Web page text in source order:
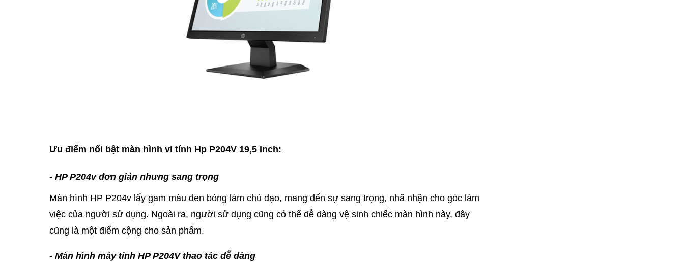
Ưu điểm nổi bật màn hình vi tính Hp P204V 19,5 Inch:
- HP P204v đơn giản nhưng sang trọng
Màn hình HP P204v lấy gam màu đen bóng làm chủ đạo, mang đến sự sang trọng, nhã nhặn cho góc làm
việc của người sử dụng. Ngoài ra, người sử dụng cũng có thể dễ dàng vệ sinh chiếc màn hình này, đây
cũng là một điểm cộng cho sản phẩm.
- Màn hình máy tính HP P204V thao tác dễ dàng